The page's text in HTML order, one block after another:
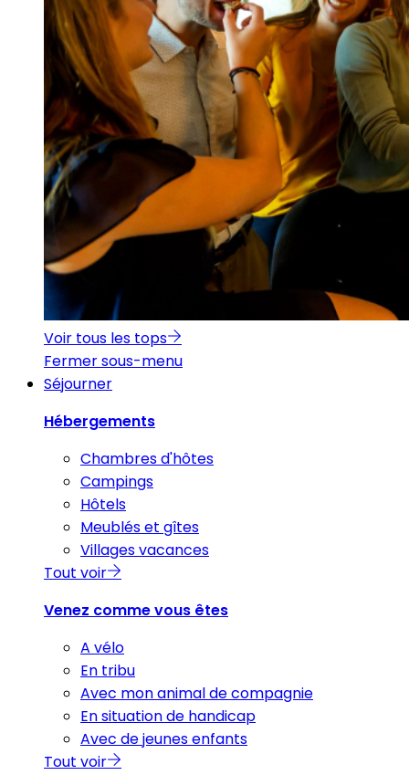
Voir tous les tops
Fermer sous-menu
Séjourner
Hébergements
Chambres d'hôtes
Campings
Hôtels
Meublés et gîtes
Villages vacances
Tout voir
Venez comme vous êtes
A vélo
En tribu
Avec mon animal de compagnie
En situation de handicap
Avec de jeunes enfants
Tout voir